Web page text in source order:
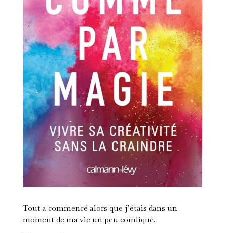
Tout a commencé alors que j’étais dans un
moment de ma vie un peu comliqué.